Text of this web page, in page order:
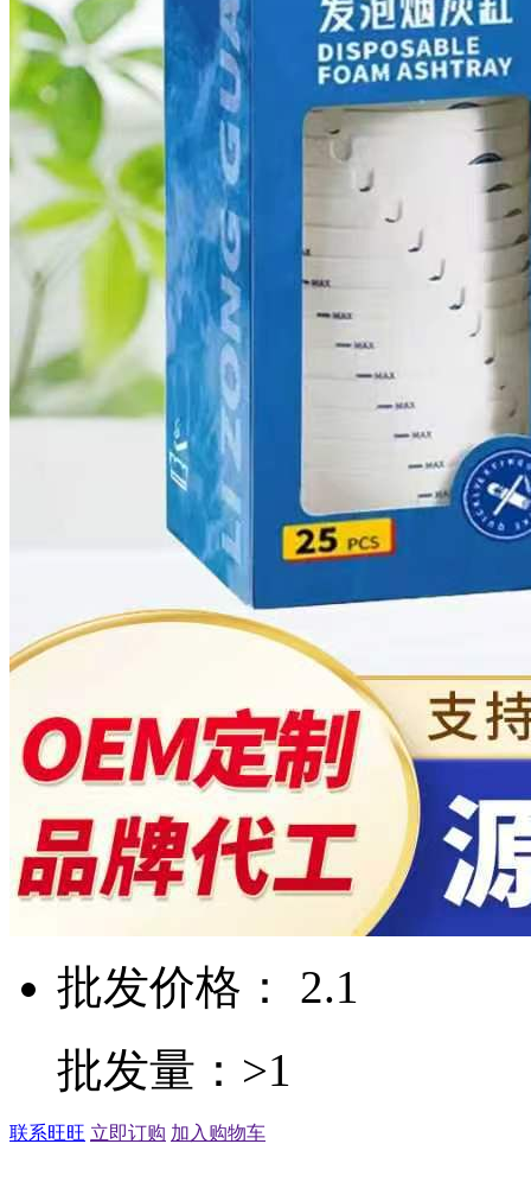
批发价格： 2.1
批发量：>1
联系旺旺 立即订购 加入购物车